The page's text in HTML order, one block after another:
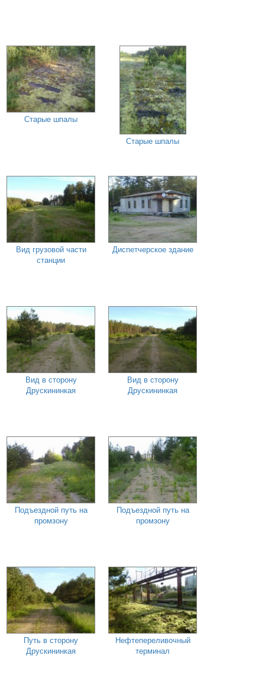
Старые шпалы
Старые шпалы
Вид грузовой части
станции
Диспетчерское здание
Вид в сторону
Друскининкая
Вид в сторону
Друскининкая
Подъездной путь на
промзону
Подъездной путь на
промзону
Путь в сторону
Друскининкая
Нефтепереливочный
терминал